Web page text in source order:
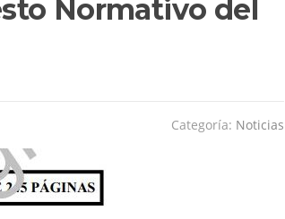
Normativo del
Categoría: Noticias